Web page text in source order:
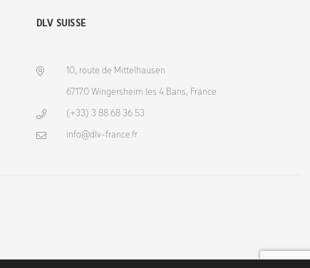
DLV SUISSE
10, route de Mittelhausen
67170 Wingersheim les 4 Bans, France
(+33) 3 88 68 36 53
info@dlv-france.fr